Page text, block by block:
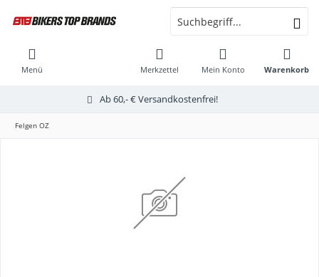
Ab 60,- € Versandkostenfrei!
Warenkorb
Merkzettel Mein Konto
Menü
Felgen OZ